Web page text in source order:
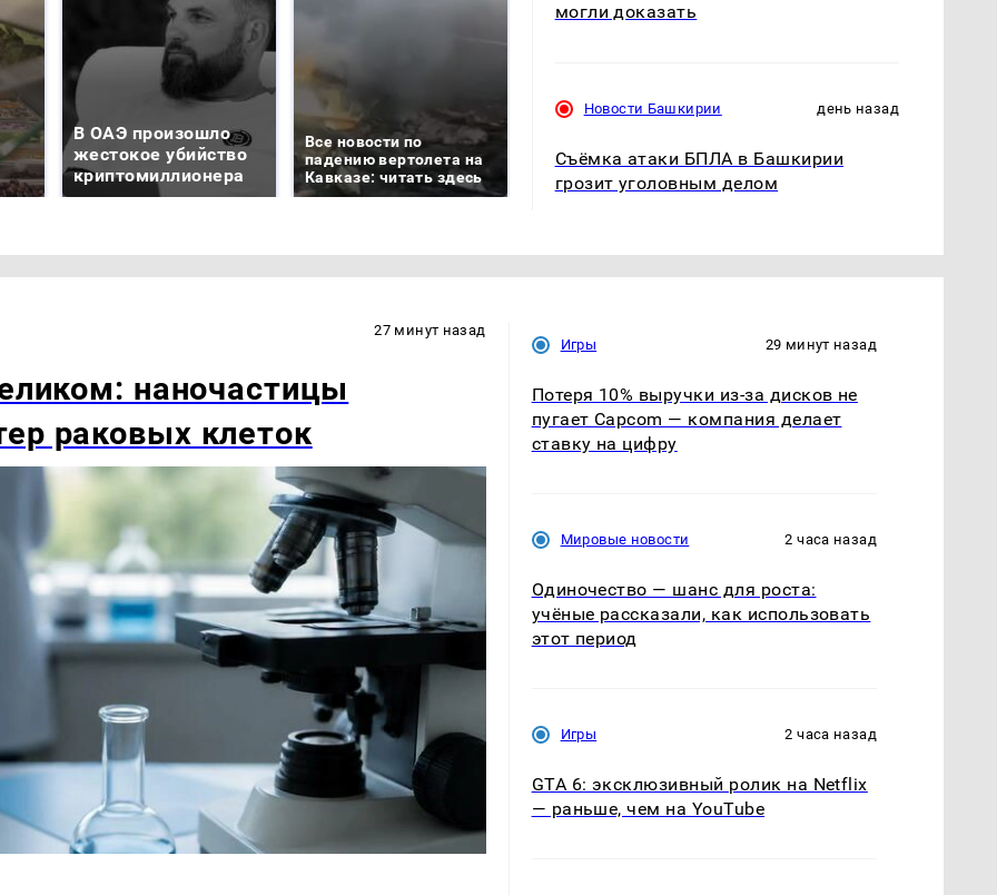
В ОАЭ произошло
жестокое убийство
криптомиллионера
Все новости по
падению вертолета на
Кавказе: читать здесь
было с 1945: чего
ажиотаж из-за этого
продукта: что купить?
могли доказать
Новости Башкирии день назад
Съёмка атаки БПЛА в Башкирии
грозит уголовным делом
27 минут назад
наночастицы
раковых клеток
Игры 29 минут назад
Потеря 10% выручки из-за дисков не
пугает Capcom — компания делает
ставку на цифру
Мировые новости 2 часа назад
Одиночество — шанс для роста:
учёные рассказали, как использовать
этот период
Игры 2 часа назад
GTA 6: эксклюзивный ролик на Netflix
— раньше, чем на YouTube